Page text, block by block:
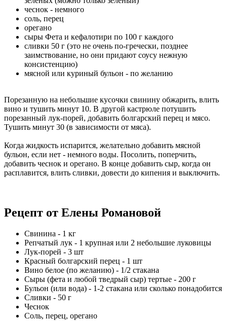
чеснок - немного
соль, перец
орегано
сыры Фета и кефалотири по 100 г каждого
сливки 50 г (это не очень по-гречески, позднее
заимствование, но они придают соусу нежную
консистенцию)
мясной или куриный бульон - по желанию
Порезанную на небольшие кусочки свинину обжарить, влить
вино и тушить минут 10. В другой кастрюле потушить
порезанный лук-порей, добавить болгарский перец и мясо.
Тушить минут 30 (в зависимости от мяса).
Когда жидкость испарится, желательно добавить мясной
бульон, если нет - немного воды. Посолить, поперчить,
добавить чеснок и орегано. В конце добавить сыр, когда он
расплавится, влить сливки, довести до кипения и выключить.
Рецепт от Елены Романовой
Свинина - 1 кг
Репчатый лук - 1 крупная или 2 небольшие луковицы
Лук-порей - 3 шт
Красный болгарский перец - 1 шт
Вино белое (по желанию) - 1/2 стакана
Сыры (фета и любой тведрый сыр) тертые - 200 г
Бульон (или вода) - 1-2 стакана или сколько понадобится
Сливки - 50 г
Чеснок
Соль, перец, орегано